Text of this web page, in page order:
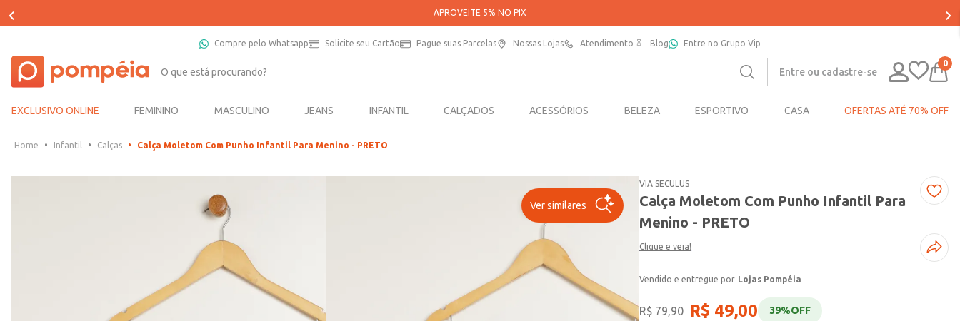
PARCELE SUAS COMPRAS EM ATÉ 5X SEM JUROS*
Compre pelo Whatsapp Solicite seu Cartão Pague suas Parcelas Nossas Lojas Atendimento Blog Entre no Grupo Vip
O que está procurando?
Entre ou cadastre-se
0
EXCLUSIVO ONLINE FEMININO MASCULINO JEANS INFANTIL CALÇADOS ACESSÓRIOS BELEZA ESPORTIVO CASA OFERTAS ATÉ 70% OFF
Infantil Calças Calça Moletom Com Punho Infantil Para Menino - PRETO
Ver similares
VIA SECULUS
Calça Moletom Com Punho Infantil Para
Menino - PRETO
Clique e veja!
Lojas Pompéia
R$ 79,90 R$ 49,00 39%OFF